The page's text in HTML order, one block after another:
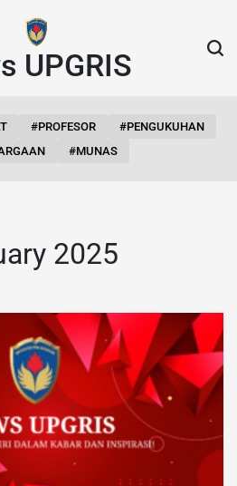
UPGRIS
#PROFESOR
#PENGUKUHAN
#MUNAS
2025